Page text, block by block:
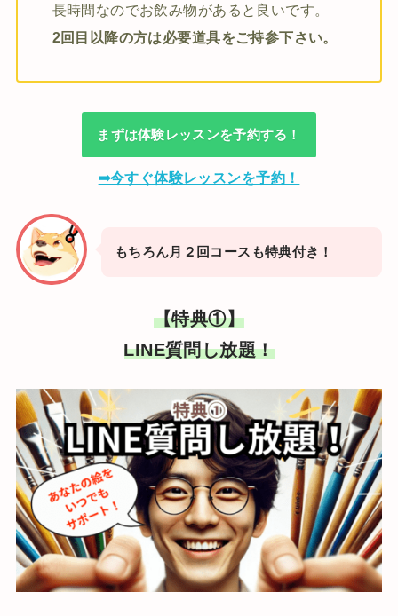
長時間なのでお飲み物があると良いです。
2回目以降の方は必要道具をご持参下さい。
まずは体験レッスンを予約する！
➡今すぐ体験レッスンを予約！
もちろん月２回コースも特典付き！
【特典①】
LINE質問し放題！